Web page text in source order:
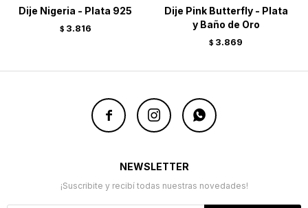
Dije Nigeria - Plata 925
$ 3.816
Dije Pink Butterfly - Plata
y Baño de Oro
$ 3.869
  
NEWSLETTER
¡Suscribite y recibí todas nuestras novedades!